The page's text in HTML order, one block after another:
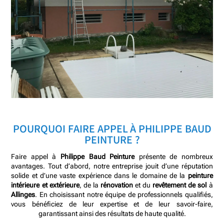
POURQUOI FAIRE APPEL À PHILIPPE BAUD
PEINTURE ?
Faire appel à Philippe Baud Peintureprésente de nombreux
avantages. Tout d’abord, notre entreprise jouit d’une réputation
solide et d’une vaste expérience dans le domaine de la peinture
intérieure et extérieure, de la rénovationet du revêtement de sol à
Allinges. En choisissant notre équipe de professionnels qualifiés,
vous bénéficiez de leur expertise et de leur savoir-faire,
garantissant ainsi des résultats de haute qualité.